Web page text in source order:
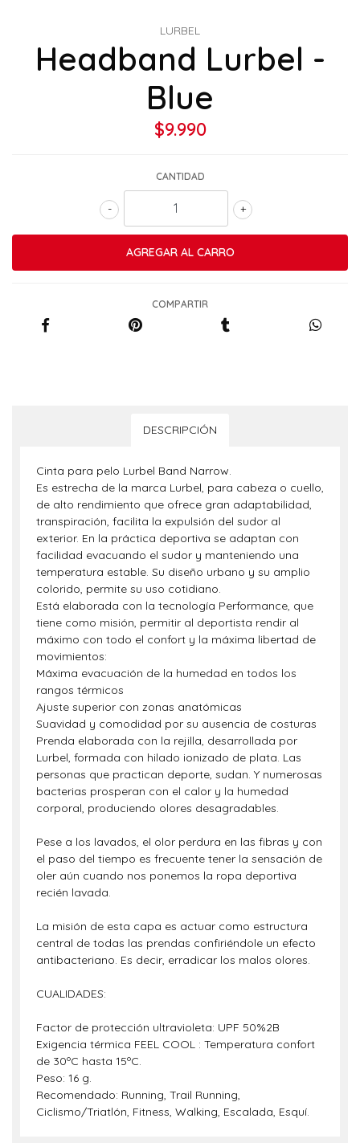
LURBEL
Headband Lurbel -
Blue
$9.990
CANTIDAD
+
-
COMPARTIR
DESCRIPCIÓN
Cinta para pelo Lurbel Band Narrow.
Es estrecha de la marca Lurbel, para cabeza o cuello,
de alto rendimiento que ofrece gran adaptabilidad,
transpiración, facilita la expulsión del sudor al
exterior. En la práctica deportiva se adaptan con
facilidad evacuando el sudor y manteniendo una
temperatura estable. Su diseño urbano y su amplio
colorido, permite su uso cotidiano.
Está elaborada con la tecnología Performance, que
tiene como misión, permitir al deportista rendir al
máximo con todo el confort y la máxima libertad de
movimientos:
Máxima evacuación de la humedad en todos los
rangos térmicos
Ajuste superior con zonas anatómicas
Suavidad y comodidad por su ausencia de costuras
Prenda elaborada con la rejilla, desarrollada por
Lurbel, formada con hilado ionizado de plata. Las
personas que practican deporte, sudan. Y numerosas
bacterias prosperan con el calor y la humedad
corporal, produciendo olores desagradables.
Pese a los lavados, el olor perdura en las fibras y con
el paso del tiempo es frecuente tener la sensación de
oler aún cuando nos ponemos la ropa deportiva
recién lavada.
La misión de esta capa es actuar como estructura
central de todas las prendas confiriéndole un efecto
antibacteriano. Es decir, erradicar los malos olores.
CUALIDADES:
Factor de protección ultravioleta: UPF 50%2B
Exigencia térmica FEEL COOL : Temperatura confort
de 30ºC hasta 15ºC.
Peso: 16 g.
Recomendado: Running, Trail Running,
Ciclismo/Triatlón, Fitness, Walking, Escalada, Esquí.